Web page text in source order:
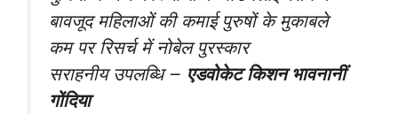
बावजूद महिलाओं की कमाई पुरुषों के मुकाबले
कम पर रिसर्च में नोबेल पुरस्कार
सराहनीय उपलब्धि – एडवोकेट किशन भावनानीं
गोंदिया